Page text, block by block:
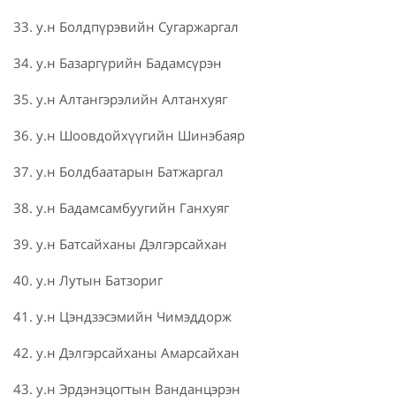
33. у.н Болдпүрэвийн Сугаржаргал
34. у.н Базаргүрийн Бадамсүрэн
35. у.н Алтангэрэлийн Алтанхуяг
36. у.н Шоовдойхүүгийн Шинэбаяр
37. у.н Болдбаатарын Батжаргал
38. у.н Бадамсамбуугийн Ганхуяг
39. у.н Батсайханы Дэлгэрсайхан
40. у.н Лутын Батзориг
41. у.н Цэндзэсэмийн Чимэддорж
42. у.н Дэлгэрсайханы Амарсайхан
43. у.н Эрдэнэцогтын Ванданцэрэн